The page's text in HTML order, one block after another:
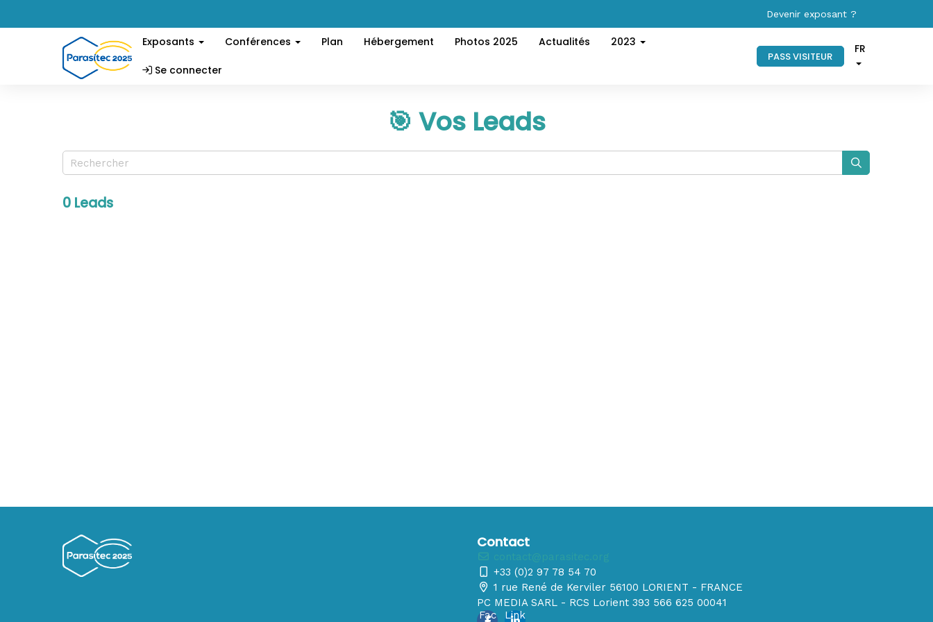
Devenir exposant ?
Exposants Conférences Plan Hébergement Photos 2025 Actualités 2023
Se connecter
PASS VISITEUR
FR
🎯 Vos Leads
0 Leads
Contact
+33 (0)2 97 78 54 70
1 rue René de Kerviler 56100 LORIENT - FRANCE
PC MEDIA SARL - RCS Lorient 393 566 625 00041
Fac
Link